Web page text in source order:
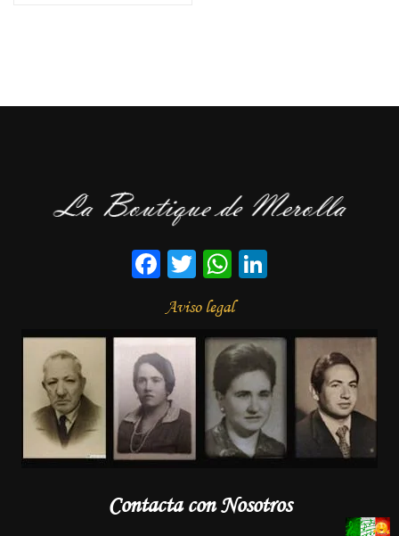
Facebook
TwitterWhatsApp
Aviso legal
Contacta con Nosotros